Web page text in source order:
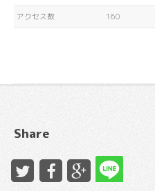
アクセス数 160
Share